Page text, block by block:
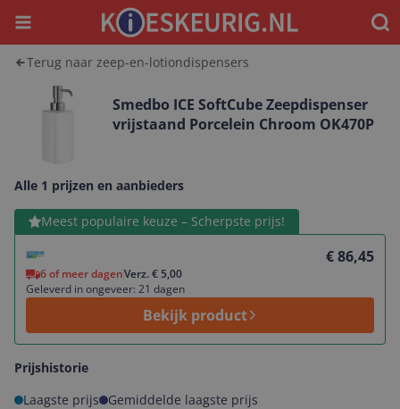
Menu
Terug naar zeep-en-lotiondispensers
Smedbo ICE SoftCube Zeepdispenser
vrijstaand Porcelein Chroom OK470P
Alle 1 prijzen en aanbieders
Meest populaire keuze – Scherpste prijs!
€ 86,45
6 of meer dagenVerz. € 5,00
Geleverd in ongeveer: 21 dagen
Bekijk product
Bekijk product
Prijshistorie
Laagste prijs
Gemiddelde laagste prijs